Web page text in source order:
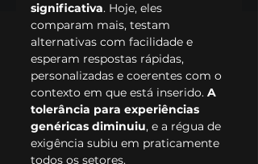
significativa. Hoje, eles
comparam mais, testam
alternativas com facilidade e
esperam respostas rápidas,
personalizadas e coerentes com o
contexto em que está inserido. A
tolerância para experiências
genéricas diminuiu, e a régua de
exigência subiu em praticamente
todos os setores.